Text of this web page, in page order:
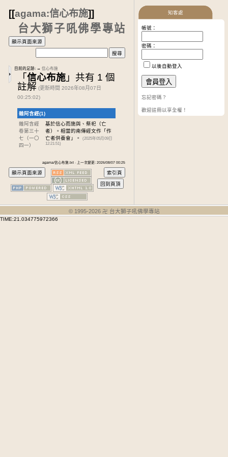
[[agama:信心布施]]
台大獅子吼佛學專站
目前的足跡: → 信心布施
「信心布施」共有 1 個
註解 (更新時間 2026年08月07日
00:25:02)
雜阿含經(1)
雜阿含經
卷第三十
七 （一〇
四一）
基於信心而施與、祭祀（亡
者）。相當的南傳經文作「作
亡者供養會」。
(2025年05月09日
12:21:51)
agama/信心布施.txt · 上一次變更: 2026/08/07 00:25
知客處
帳號：
密碼：
以後自動登入
忘記密碼？
歡迎註冊以享全權！
© 1995-2026 卍 台大獅子吼佛學專站
TIME:21.034775972366